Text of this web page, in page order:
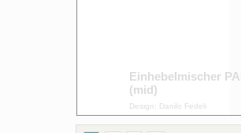
Einhebelmischer
(mid)
Design: Danilo Fedeli